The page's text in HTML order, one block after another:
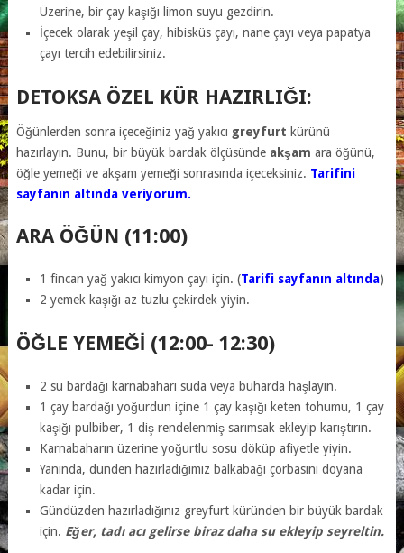
Üzerine, bir çay kaşığı limon suyu gezdirin.
İçecek olarak yeşil çay, hibisküs çayı, nane çayı veya papatya
çayı tercih edebilirsiniz.
DETOKSA ÖZEL KÜR HAZIRLIĞI:
Öğünlerden sonra içeceğiniz yağ yakıcı greyfurt kürünü
hazırlayın. Bunu, bir büyük bardak ölçüsünde akşam ara öğünü,
öğle yemeği ve akşam yemeği sonrasında içeceksiniz. Tarifini
sayfanın altında veriyorum.
ARA ÖĞÜN (11:00)
1 fincan yağ yakıcı kimyon çayı için. (Tarifi sayfanın altında)
2 yemek kaşığı az tuzlu çekirdek yiyin.
ÖĞLE YEMEĞI (12:00- 12:30)
2 su bardağı karnabaharı suda veya buharda haşlayın.
1 çay bardağı yoğurdun içine 1 çay kaşığı keten tohumu, 1 çay
kaşığı pulbiber, 1 diş rendelenmiş sarımsak ekleyip karıştırın.
Karnabaharın üzerine yoğurtlu sosu döküp afiyetle yiyin.
Yanında, dünden hazırladığımız balkabağı çorbasını doyana
kadar için.
Gündüzden hazırladığınız greyfurt küründen bir büyük bardak
için. Eğer, tadı acı gelirse biraz daha su ekleyip seyreltin.